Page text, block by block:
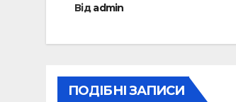
Відadmin
ПОДІБНІ ЗАПИСИ